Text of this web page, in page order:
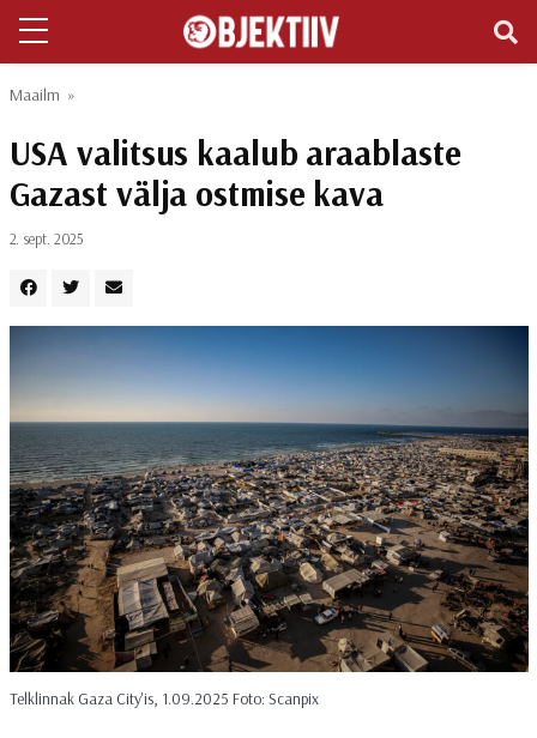
Maailm »
USA valitsus kaalub araablaste
Gazast välja ostmise kava
2. sept. 2025
Telklinnak Gaza City'is, 1.09.2025 Foto: Scanpix